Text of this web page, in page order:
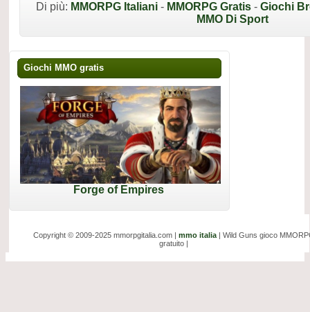
Di più: MMORPG Italiani - MMORPG Gratis - Giochi
MMO Di Sport
Giochi MMO gratis
Forge of Empires
Copyright © 2009-2025 mmorpgitalia.com | mmo italia| Wild Guns gioco
gratuito |